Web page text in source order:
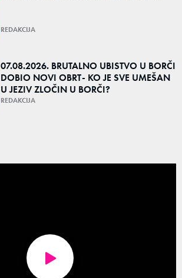
REDAKCIJA
07.08.2026. BRUTALNO UBISTVO U BORČI
DOBIO NOVI OBRT- KO JE SVE UMEŠAN
U JEZIV ZLOČIN U BORČI?
REDAKCIJA